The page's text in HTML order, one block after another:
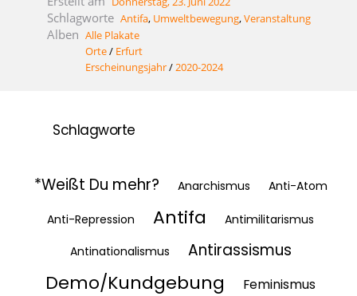
Schlagworte Antifa, Umweltbewegung,Veranstaltung
Alben Alle Plakate
Orte/ Erfurt
Erscheinungsjahr/2020-2024
Schlagworte
*Weißt Du mehr? Anarchismus Anti-Atom
Anti-Repression Antifa
Antimilitarismus
Antinationalismus
Antirassismus
Demo/Kundgebung Feminismus